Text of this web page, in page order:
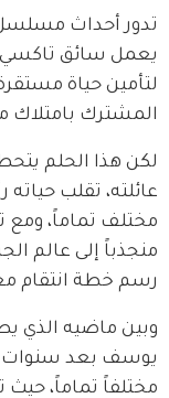
يعمل سائق
لتأمين حياة
المشترك بامتلاك
لكن هذا الحلم
عائلته، تقلب
مختلف تماماً،
منجذباً إلى عالم
رسم خطة انتقام
وبين ماضيه الذي
يوسف بعد سنوات
مختلفاً تماماً،